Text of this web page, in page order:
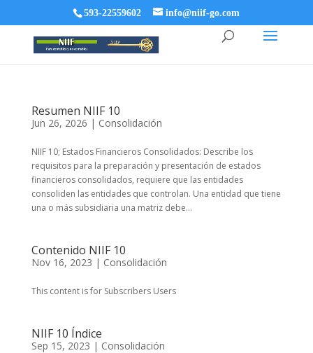
593-22559602 info@niif-go.com
Resumen NIIF 10
Jun 26, 2026 | Consolidación
NIIF 10; Estados Financieros Consolidados: Describe los
requisitos para la preparación y presentación de estados
financieros consolidados, requiere que las entidades
consoliden las entidades que controlan. Una entidad que tiene
una o más subsidiaria una matriz debe...
Contenido NIIF 10
Nov 16, 2023 | Consolidación
This content is for Subscribers Users
NIIF 10 Índice
Sep 15, 2023 | Consolidación